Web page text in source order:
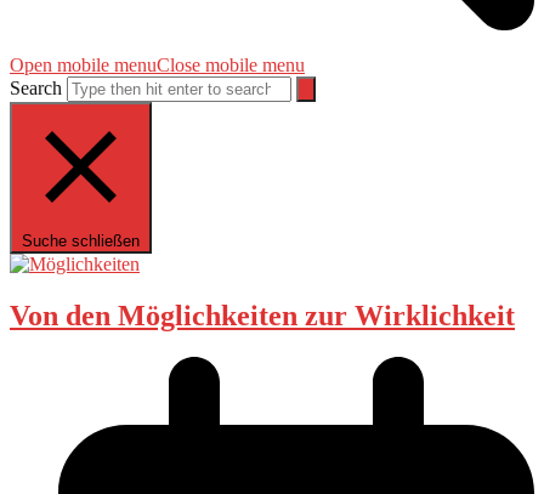
Open mobile menuClose mobile menu
Search
Suche schließen
Von den Möglichkeiten zur Wirklichkeit